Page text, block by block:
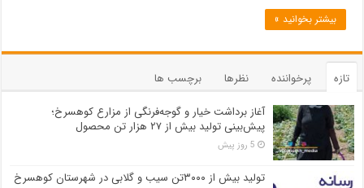
بیشتر بخوانید »
تازه پرخواننده نظرها
برچسب ها
آغاز برداشت خیار و گوجه‌فرنگی از مزارع کوهسرخ؛
پیش‌بینی تولید بیش از ۲۷ هزار تن محصول
5 روز پیش
تولید بیش از ۳۰۰۰تن سیب و گلابی در شهرستان کوهسرخ